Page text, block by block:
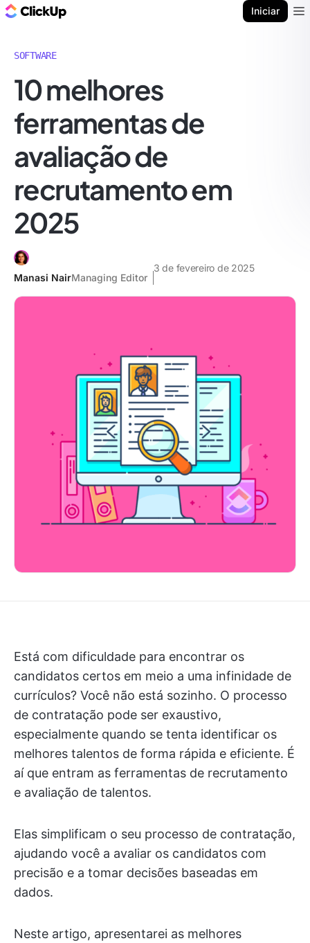
Iniciar
SOFTWARE
10 melhores
ferramentas de
avaliação de
recrutamento em
2025
Manasi NairManaging Editor
3 de fevereiro de 2025
Está com dificuldade para encontrar os
candidatos certos em meio a uma infinidade de
currículos? Você não está sozinho. O processo
de contratação pode ser exaustivo,
especialmente quando se tenta identificar os
melhores talentos de forma rápida e eficiente. É
aí que entram as ferramentas de recrutamento
e avaliação de talentos.
Elas simplificam o seu processo de contratação,
ajudando você a avaliar os candidatos com
precisão e a tomar decisões baseadas em
dados.
Neste artigo, apresentarei as melhores